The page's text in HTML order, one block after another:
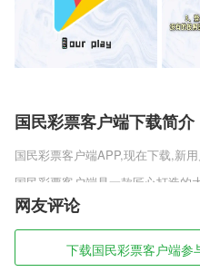
国民彩票客户端下载简介
国民彩票客户端APP,现在下载,新
国民彩票客户端是一款匠心打造的
是由同名的斗罗大陆动漫改编的，
浸式的玩法，遇见对的ta，斗罗之
凶猛的怪兽，掠夺稀有的魂骨，超
陆，还在等什么快来趣趣手游网下
网友评论
下载国民彩票客户端参